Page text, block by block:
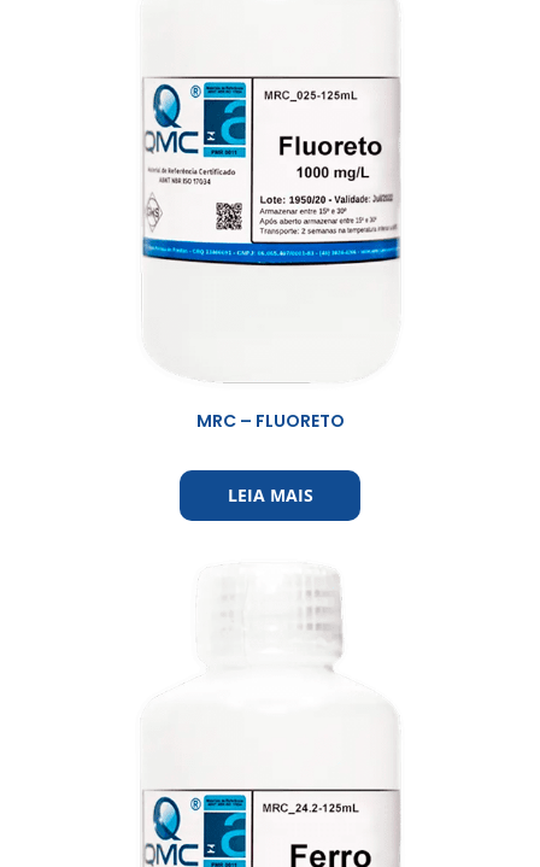
MRC – FLUORETO
LEIA MAIS